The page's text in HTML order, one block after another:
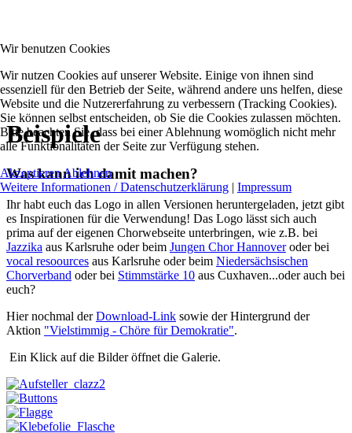
Beispiele
Was kann ich damit machen?
Ihr habt euch das Logo in allen Versionen heruntergeladen, jetzt gibt
es Inspirationen für die Verwendung! Das Logo lässt sich auch
prima auf der eigenen Chorwebseite unterbringen, wie z.B. bei
Jazzika aus Karlsruhe oder beim Jungen Chor Hannoveroder bei
vocal resoources aus Karlsruhe oder beim Niedersächsischen
Chorverband oder bei Stimmstärke 10 aus Cuxhaven...oder auch bei
euch?
Hier nochmal derDownload-Link sowie der Hintergrund der
Aktion "Vielstimmig - Chöre für Demokratie".
Ein Klick auf die Bilder öffnet die Galerie.
Wir benutzen Cookies
Wir nutzen Cookies auf unserer Website. Einige von ihnen sind
essenziell für den Betrieb der Seite, während andere uns helfen, diese
Website und die Nutzererfahrung zu verbessern (Tracking Cookies).
Sie können selbst entscheiden, ob Sie die Cookies zulassen möchten.
Bitte beachten Sie, dass bei einer Ablehnung womöglich nicht mehr
alle Funktionalitäten der Seite zur Verfügung stehen.
AkzeptierenAblehnen
Weitere Informationen / Datenschutzerklärung | Impressum